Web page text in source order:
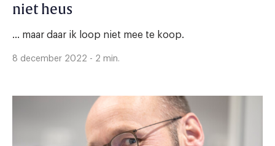
niet heus
... maar daar ik loop niet mee te koop.
8 december 2022 - 2 min.